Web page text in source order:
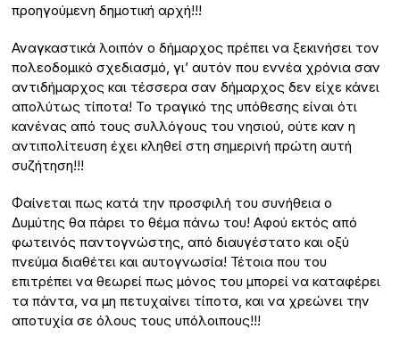
προηγούμενη δημοτική αρχή!!!
Αναγκαστικά λοιπόν ο δήμαρχος πρέπει να ξεκινήσει τον
πολεοδομικό σχεδιασμό, γι’ αυτόν που εννέα χρόνια σαν
αντιδήμαρχος και τέσσερα σαν δήμαρχος δεν είχε κάνει
απολύτως τίποτα! Το τραγικό της υπόθεσης είναι ότι
κανένας από τους συλλόγους του νησιού, ούτε καν η
αντιπολίτευση έχει κληθεί στη σημερινή πρώτη αυτή
συζήτηση!!!
Φαίνεται πως κατά την προσφιλή του συνήθεια ο
Δυμύτης θα πάρει το θέμα πάνω του! Αφού εκτός από
φωτεινός παντογνώστης, από διαυγέστατο και οξύ
πνεύμα διαθέτει και αυτογνωσία! Τέτοια που του
επιτρέπει να θεωρεί πως μόνος του μπορεί να καταφέρει
τα πάντα, να μη πετυχαίνει τίποτα, και να χρεώνει την
αποτυχία σε όλους τους υπόλοιπους!!!